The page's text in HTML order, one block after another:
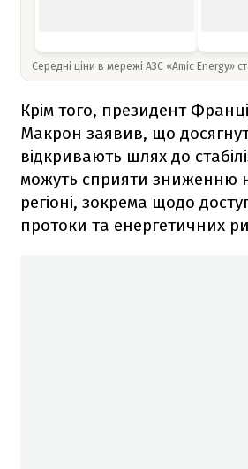
Середні ціни в мережі АЗС «Amic Energy»
Крім того, президент
Макрон заявив, що
відкривають шлях до
можуть сприяти зниженню
регіоні, зокрема щодо
протоки та енергетичних